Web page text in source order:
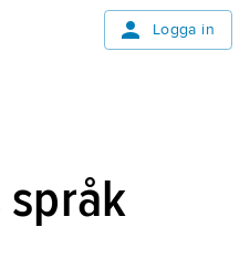
Logga in
språk